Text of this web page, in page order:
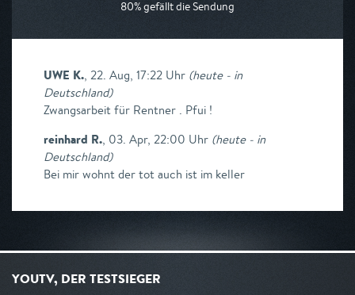
80% gefällt die Sendung
UWE K., 22. Aug, 17:22 Uhr (heute - in
Deutschland)
Zwangsarbeit für Rentner . Pfui !
reinhard R., 03. Apr, 22:00 Uhr (heute - in
Deutschland)
Bei mir wohnt der tot auch ist im keller
YOUTV, DER TESTSIEGER